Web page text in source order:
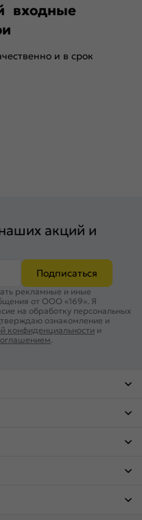
входные
и в срок
акций и
Подписаться
рекламные и иные
от ООО «169». Я
на обработку персональных
ознакомление и
конфиденциальности и
.